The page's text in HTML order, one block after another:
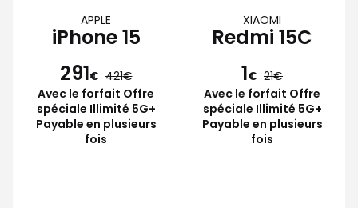
APPLE
iPhone 15
291€ 421
Avec le forfait Offre
spéciale Illimité 5G+
Payable en plusieurs
fois
XIAOMI
Redmi 15C
1€ 21
Avec le forfait Offre
spéciale Illimité 5G+
Payable en plusieurs
fois